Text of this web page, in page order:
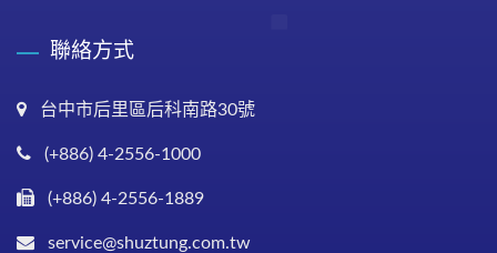
聯絡方式
台中市后里區后科南路30號
(+886) 4-2556-1000
(+886) 4-2556-1889
service@shuztung.com.tw